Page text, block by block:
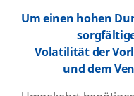
Um einen hohen
Volatilität der
und dem